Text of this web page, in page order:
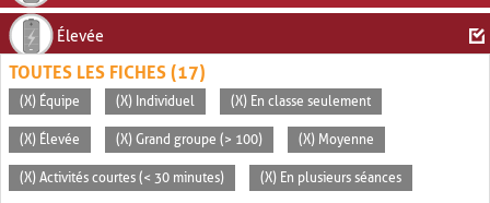
Élevée
TOUTES LES FICHES (17)
(X) Équipe (X) Individuel (X) En classe seulement
(X) Élevée (X) Grand groupe (> 100) (X) Moyenne
(X) Activités courtes (< 30 minutes) (X) En plusieurs séances